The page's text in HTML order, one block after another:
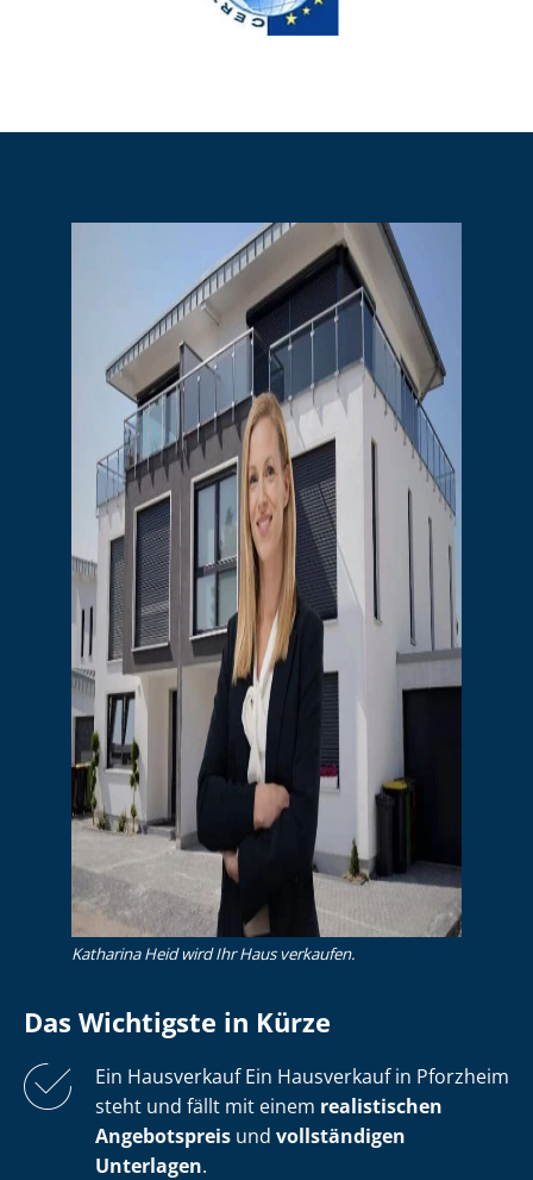
Katharina Heid wird Ihr Haus verkaufen.
Das Wichtigste in Kürze
Ein Hausverkauf Ein Hausverkauf in Pforzheim
steht und fällt mit einem realistischen
Angebotspreis und vollständigen
Unterlagen.